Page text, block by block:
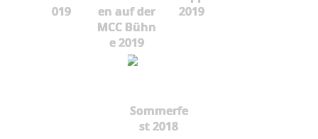
019
en auf der
MCC Bühn
e 2019
2019
Sommerfe
st 2018